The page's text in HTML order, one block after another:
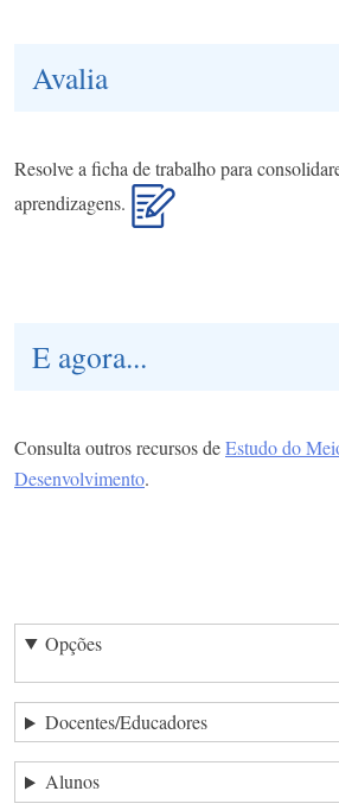
Avalia
Resolve a ficha de trabalho para
aprendizagens.
E agora...
Consulta outros recursos deEstudo do
Desenvolvimento.
Opções
Docentes/Educadores
Alunos